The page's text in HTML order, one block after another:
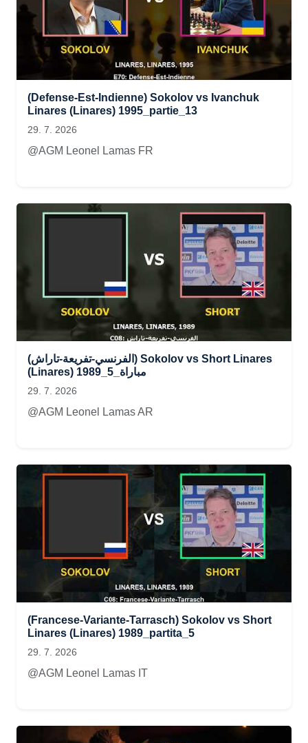
(Defense-Est-Indienne) Sokolov vs Ivanchuk
Linares (Linares) 1995_partie_13
29. 7. 2026
@AGM Leonel Lamas FR
(الفرنسي-تفريعة-تاراش) Sokolov vs Short Linares
(Linares) 1989_مباراة_5
29. 7. 2026
@AGM Leonel Lamas AR
(Francese-Variante-Tarrasch) Sokolov vs Short
Linares (Linares) 1989_partita_5
29. 7. 2026
@AGM Leonel Lamas IT